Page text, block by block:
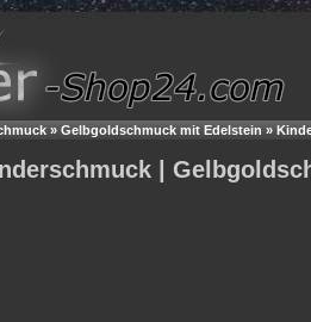
» Gelbgoldschmuck mit Edelstein »
|